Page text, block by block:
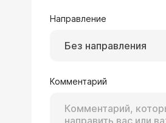
08.08.2002
Направление
Без направления
Комментарий